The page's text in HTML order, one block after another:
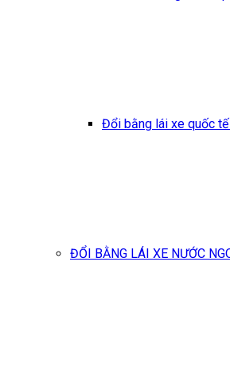
Đổi bằng lái xe quốc
ĐỔI BẰNG LÁI XE NƯỚC